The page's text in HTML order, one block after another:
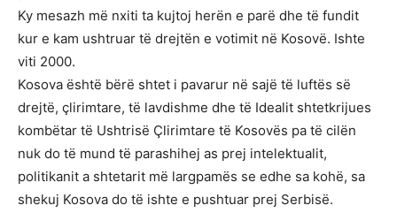
Ky mesazh më nxiti ta kujtoj herën e parë dhe të fundit
kur e kam ushtruar të drejtën e votimit në Kosovë. Ishte
viti 2000.
Kosova është bërë shtet i pavarur në sajë të luftës së
drejtë, çlirimtare, të lavdishme dhe të Idealit shtetkrijues
kombëtar të Ushtrisë Çlirimtare të Kosovës pa të cilën
nuk do të mund të parashihej as prej intelektualit,
politikanit a shtetarit më largpamës se edhe sa kohë, sa
shekuj Kosova do të ishte e pushtuar prej Serbisë.